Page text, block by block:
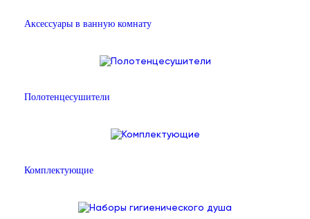
Аксессуары в ванную комнату
Полотенцесушители
Комплектующие